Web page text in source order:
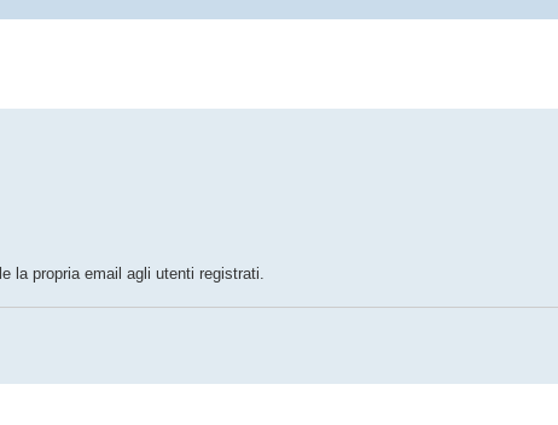
la propria email agli utenti registrati.